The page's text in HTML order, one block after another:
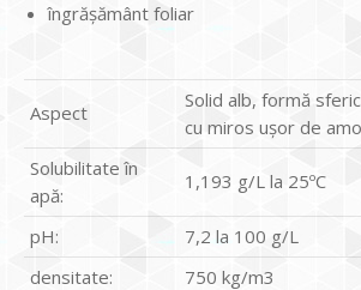
îngrășământ foliar
Aspect
Solid alb, formă
cu miros ușor de
Solubilitate în
apă:
1,193 g/L la 25ºC
pH:
7,2 la 100 g/L
densitate:
750 kg/m3